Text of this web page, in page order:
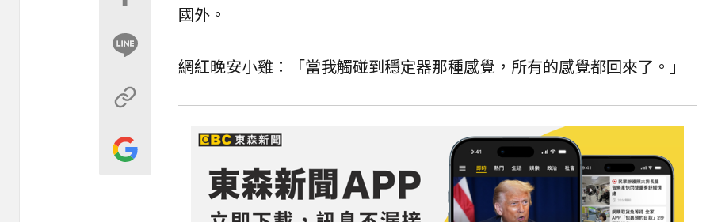
國外。
網紅晚安小雞：「當我觸碰到穩定器那種感覺，所有的感覺都回來了。」